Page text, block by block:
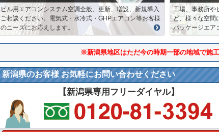
ビル用エアコンシステム空調全般、更新、増設、新規導入
ご相談ください。電気式・水冷式・GHPエアコン等お客様
のニーズにお応えします。
工場、事務所や
ど、様々な空間
パッケージエア
※新潟県地区はただ今の時期一部の地域で施工
新潟県のお客様 お気軽にお問い合わせください
【新潟県専用フリーダイヤル】